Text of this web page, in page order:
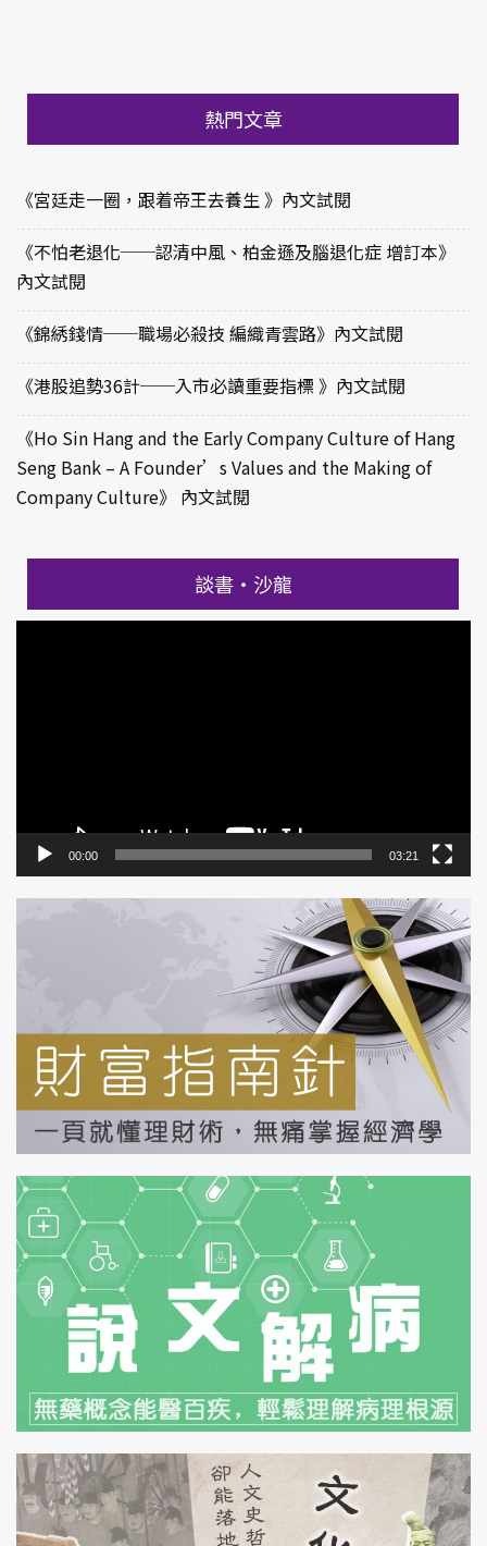
熱門文章
《宮廷走一圈，跟着帝王去養生 》內文試閱
《不怕老退化──認清中風、柏金遜及腦退化症 增訂本》
內文試閱
《錦綉錢情──職場必殺技 編織青雲路》內文試閱
《港股追勢36計──入市必讀重要指標 》內文試閱
《Ho Sin Hang and the Early Company Culture of Hang
Seng Bank – A Founder’s Values and the Making of
Company Culture》 內文試閱
談書‧沙龍
00:00 03:21